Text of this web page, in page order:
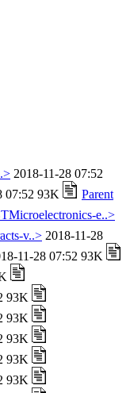
2018-11-28 07:52
07:52 93K
Parent
e..>
v..> 2018-11-28
11-28 07:52 93K
93K
93K
93K
93K
93K